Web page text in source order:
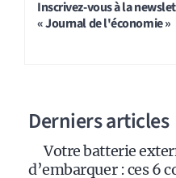
Inscrivez-vous à la
« Journal de l'économie »
Derniers articles
Votre batterie
d’embarquer : ces 6